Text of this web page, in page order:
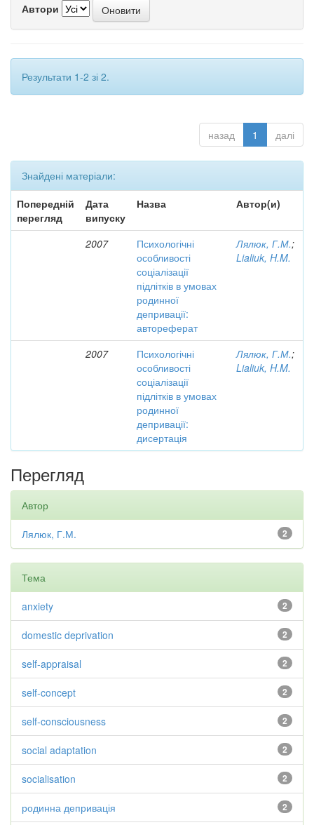
Автори
Результати 1-2 зі 2.
назад 1 далі
Знайдені матеріали:
Попередній
перегляд
Дата
випуску
Назва Автор(и)
2007
Психологічні
особливості
соціалізації
підлітків в умовах
родинної
депривації:
автореферат
Лялюк, Г.М.;
Lialiuk, H.M.
2007
Психологічні
особливості
соціалізації
підлітків в умовах
родинної
депривації:
дисертація
Лялюк, Г.М.;
Lialiuk, H.M.
Перегляд
Автор
2
Лялюк, Г.М.
Тема
2
anxiety
2
domestic deprivation
2
self-appraisal
2
self-concept
2
self-consciousness
2
social adaptation
2
socialisation
2
родинна депривація